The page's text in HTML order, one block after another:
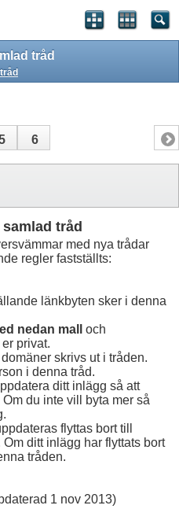
tråd
6
tråd
med nya trådar
regler fastställts:
länkbyten sker i denna
nedan mall
och
privat.
skrivs ut i tråden.
i denna tråd.
ditt inlägg så att
du inte vill byta mer så
flyttas bort till
Om ditt inlägg har flyttats bort
tråden.
1 nov 2013)